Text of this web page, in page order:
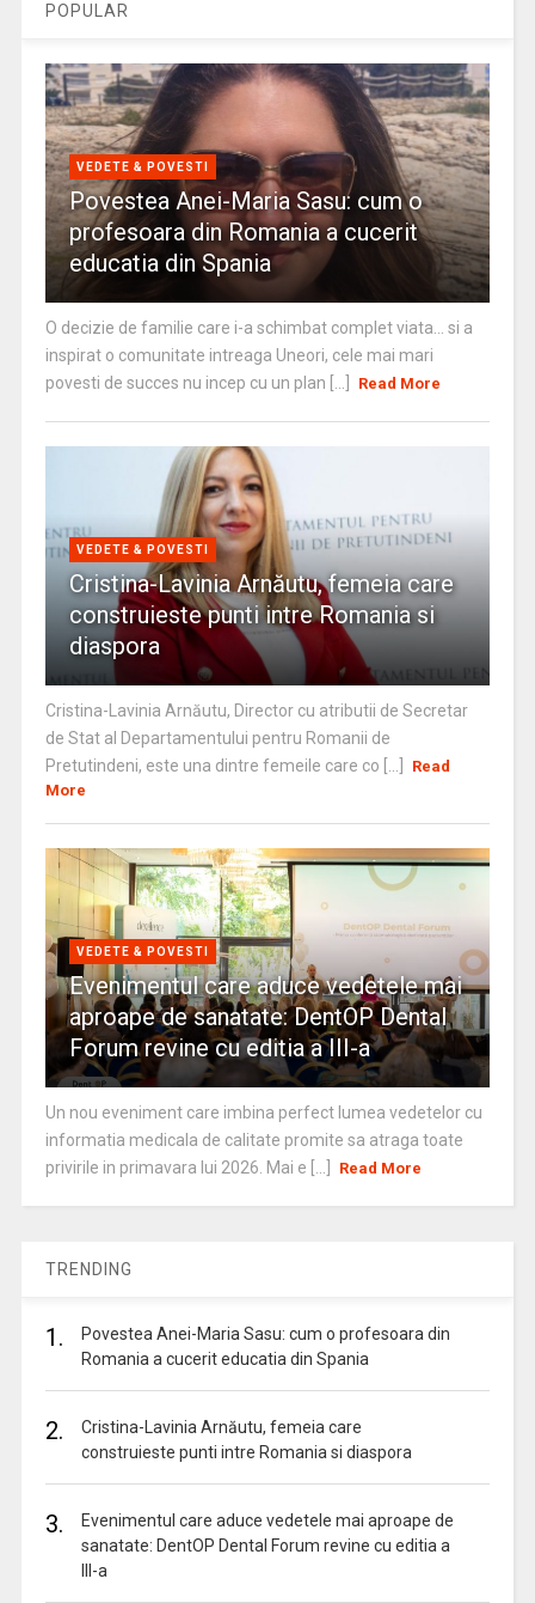
POPULAR
VEDETE & POVESTI
Povestea Anei-Maria Sasu: cum o
profesoara din Romania a cucerit
educatia din Spania
O decizie de familie care i-a schimbat complet viata… si a
inspirat o comunitate intreaga Uneori, cele mai mari
povesti de succes nu incep cu un plan [...]
Read More
VEDETE & POVESTI
Cristina-Lavinia Arnăutu, femeia care
construieste punti intre Romania si
diaspora
Cristina-Lavinia Arnăutu, Director cu atributii de Secretar
de Stat al Departamentului pentru Romanii de
Pretutindeni, este una dintre femeile care co [...]
Read
More
VEDETE & POVESTI
Evenimentul care aduce vedetele mai
aproape de sanatate: DentOP Dental
Forum revine cu editia a III-a
Un nou eveniment care imbina perfect lumea vedetelor cu
informatia medicala de calitate promite sa atraga toate
privirile in primavara lui 2026. Mai e [...]
Read More
TRENDING
1.
Povestea Anei-Maria Sasu: cum o profesoara din
Romania a cucerit educatia din Spania
2.
Cristina-Lavinia Arnăutu, femeia care
construieste punti intre Romania si diaspora
3.
Evenimentul care aduce vedetele mai aproape de
sanatate: DentOP Dental Forum revine cu editia a
III-a